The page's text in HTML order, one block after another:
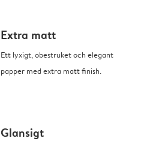
Extra matt
Ett lyxigt, obestruket och elegant
papper med extra matt finish.
Glansigt